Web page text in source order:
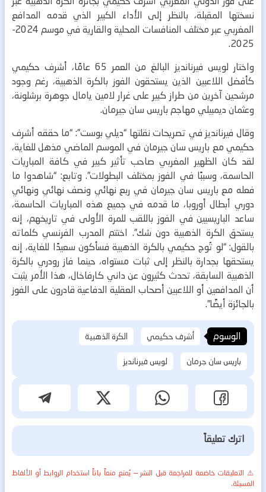
نسختها المقبلة، بالنظر إلى الأداء الكبير الذي قدمه المدافع
المغربي عبر مختلف المنافسات المحلية والقارية في موسم 2024-
2025.
واختار لويس فيرنانديز البالغ من العمر 65 عامًا، أشرف حكيمي
كأفضل اللاعبين الذين يستحقون الفوز بالكرة الذهبية، رغم وجود
مرشحين آخرين من طراز كبير على غرار لامين يامال جوهرة برشلونة،
وعثمان ديمبيلي مهاجم باريس سان جيرمان.
وقال فيرنانديز في تصريحات نقلتها “ديلي بوست”: “ما حققه أشرف
حكيمي مع باريس سان جيرمان في الموسم الماضي مذهل للغاية،
لقد كان الظهير المغربي صاحب تأثير كبير في كافة المباريات
الحاسمة، وسببًا في الفوز بمختلف البطولات”. وتابع: “شاهدوا ما
فعله مع باريس سان جيرمان في ربع نهائي ونصف نهائي ونهائي
دوري أبطال أوروبا، ما قدمه في جميع هذه المباريات الحاسمة،
ساعد الباريسيين في الفوز باللقب للمرة الأولى في تاريخهم، إنه
يستحق الكرة الذهبية دون شك”. اختتم المدرب الفرنسي كلماته
بالقول: “لو تُوج حكيمي بالكرة الذهبية فسأكون سعيدًا للغاية، إنه
يستحقها بجدارة بالنظر إلى ثبات مستواه، حينما فاز رودري بالكرة
الذهبية السابقة، تحدث كثيرون عن داني كارفاخال، هذا الأمر يثبت
أن المدافعين أو اللاعبين أصحاب العقلية الدفاعية قادرون على الفوز
بالجائزة أيضًا”.
الوسوم أشرف حكيمي
الكرة الذهبية
باريس سان جرمان
لويس فيرنانديز
اترك تعليقاً
⚠️ التعليقات خاضعة للمراجعة قبل النشر — يُمنع منعاً باتاً استخدام الروابط أو الألفاظ
المسيئة.